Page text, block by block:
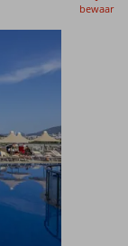
bewaar